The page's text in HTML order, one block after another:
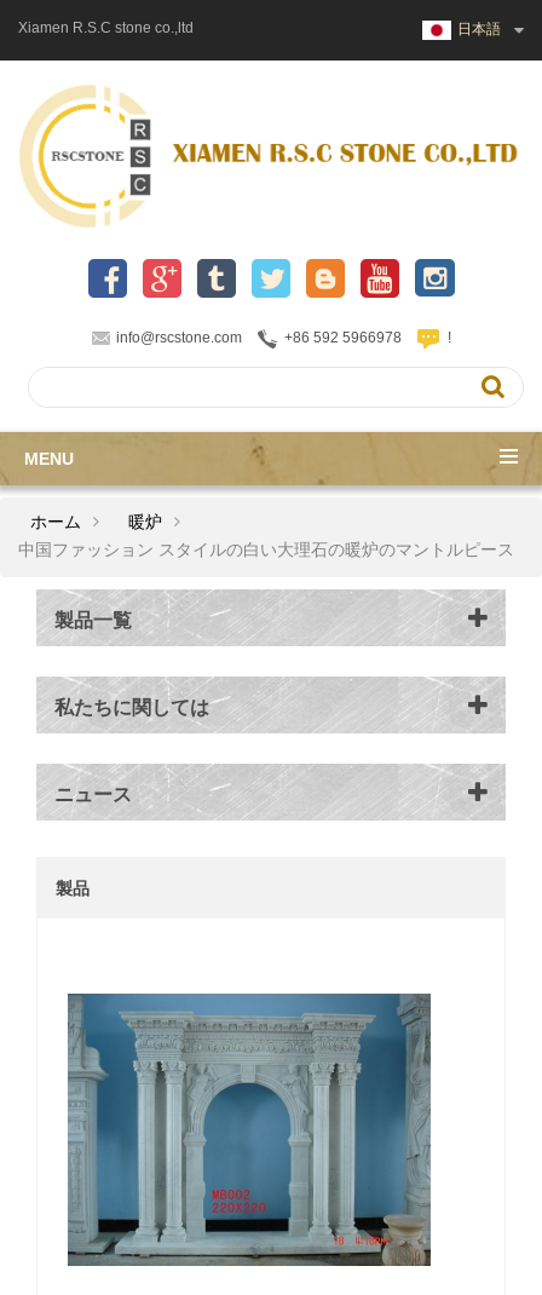
Xiamen R.S.C stone co.,ltd 日本語
info@rscstone.com +86 592 5966978 !
MENU
ホーム
暖炉
中国ファッション スタイルの白い大理石の暖炉のマントルピース
製品一覧
私たちに関しては
ニュース
製品